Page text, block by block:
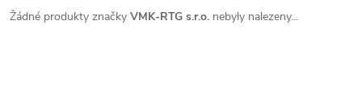
Žádné produkty značky VMK-RTG s.r.o. nebyly nalezeny...